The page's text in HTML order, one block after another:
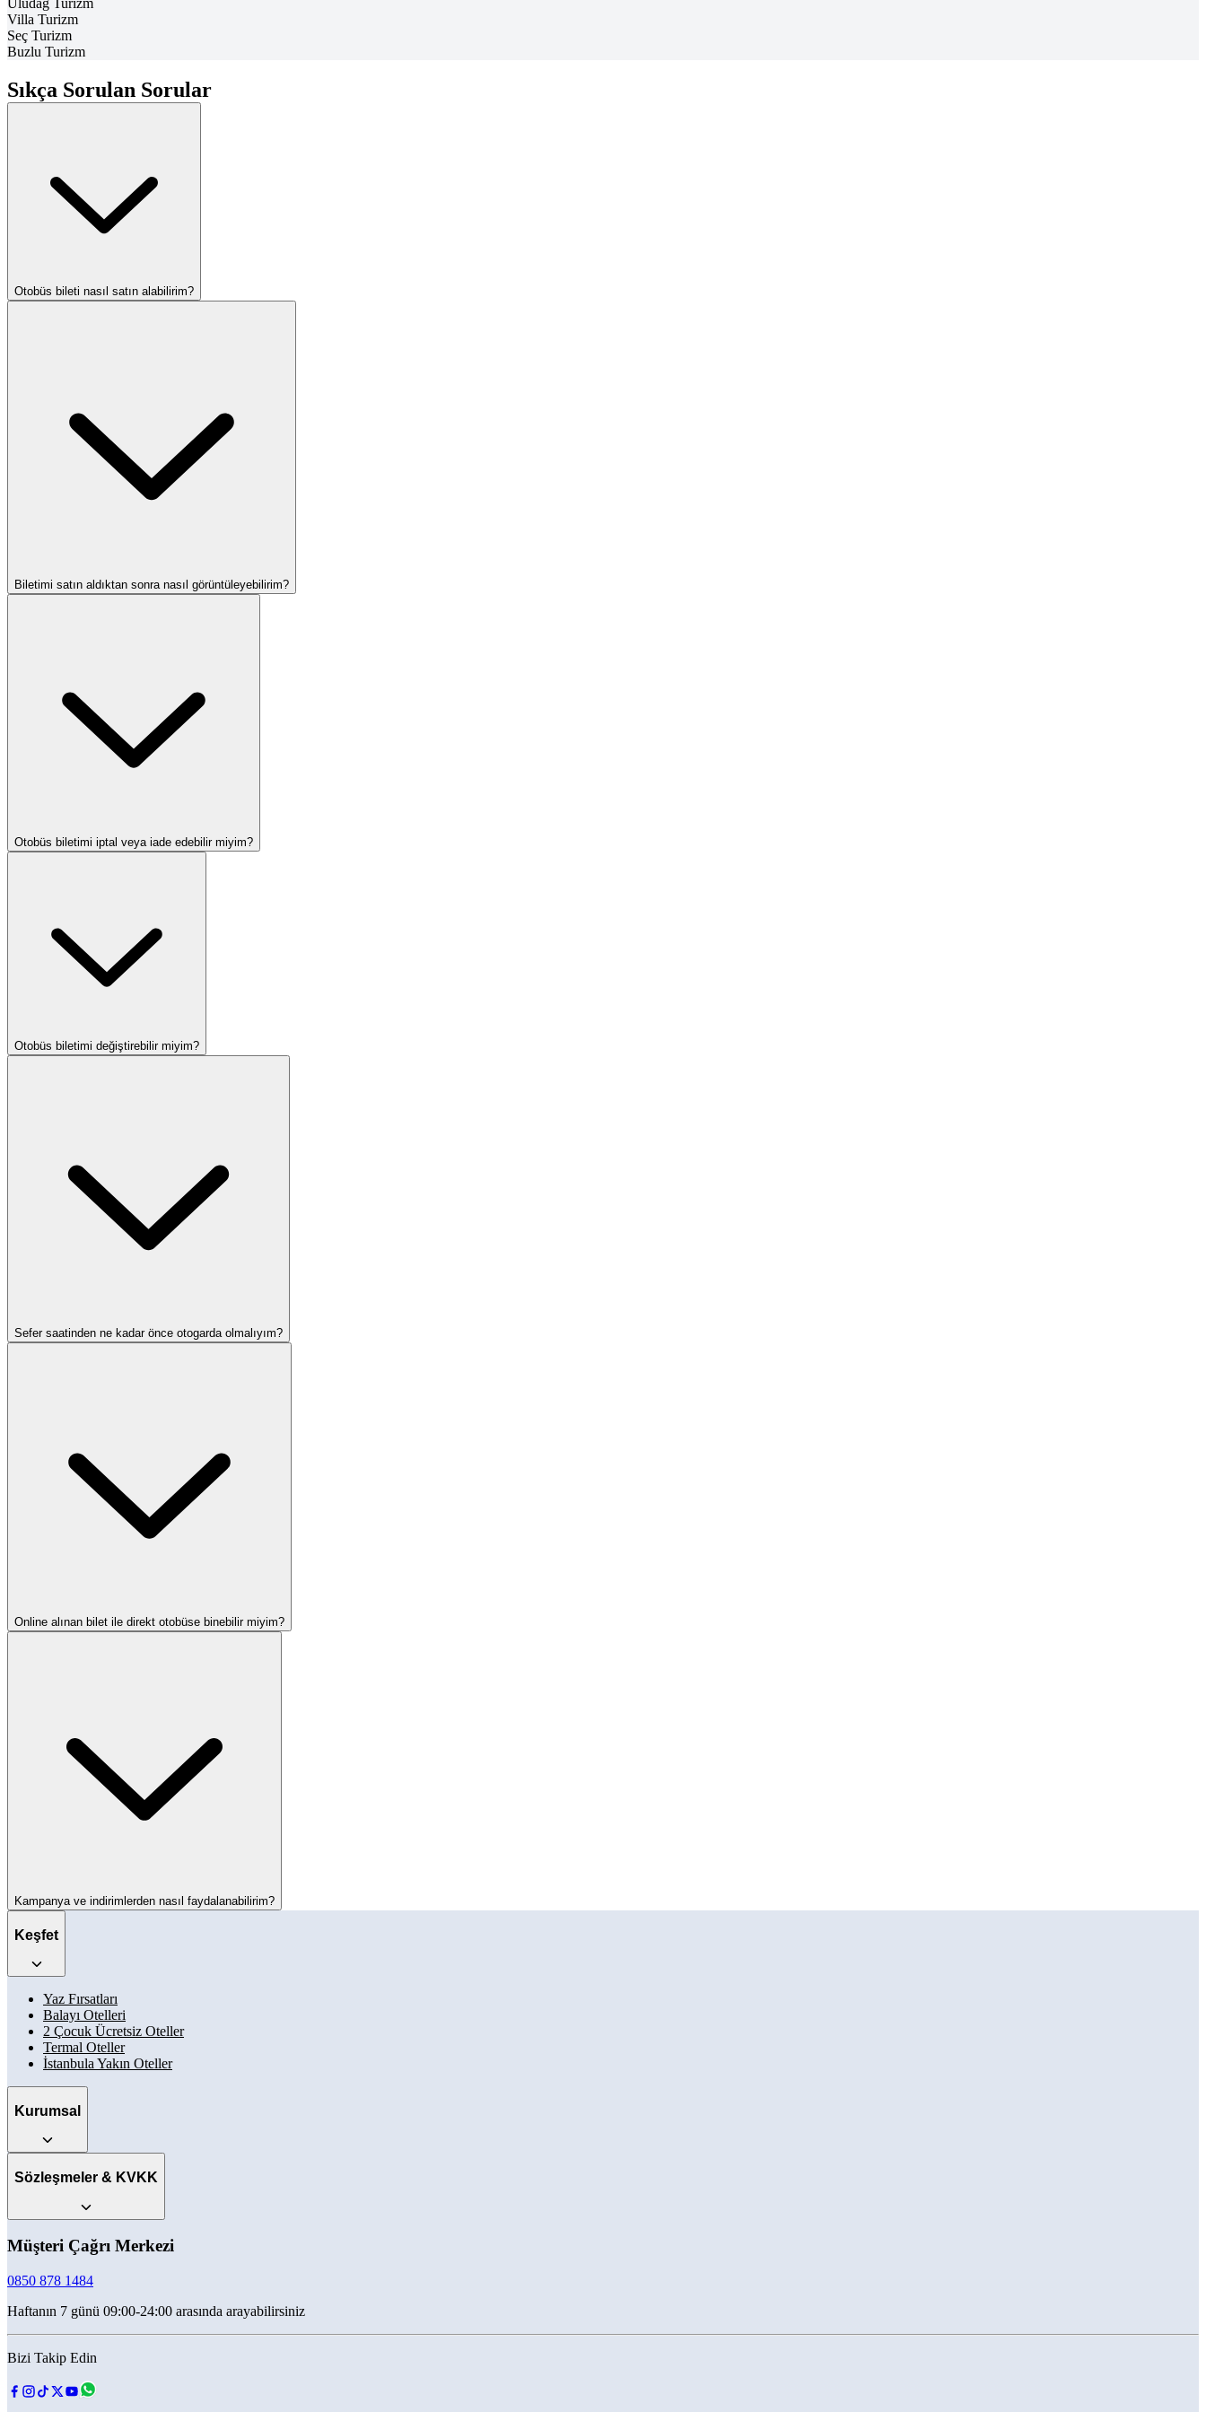
Uludağ Turizm
Villa Turizm
Seç Turizm
Buzlu Turizm
Sıkça Sorulan Sorular
Otobüs bileti nasıl satın alabilirim?
Biletimi satın aldıktan sonra nasıl görüntüleyebilirim?
Otobüs biletimi iptal veya iade edebilir miyim?
Otobüs biletimi değiştirebilir miyim?
Sefer saatinden ne kadar önce otogarda olmalıyım?
Online alınan bilet ile direkt otobüse binebilir miyim?
Kampanya ve indirimlerden nasıl faydalanabilirim?
Keşfet
Yaz Fırsatları
Balayı Otelleri
2 Çocuk Ücretsiz Oteller
Termal Oteller
İstanbula Yakın Oteller
Kurumsal
Sözleşmeler & KVKK
Müşteri Çağrı Merkezi
0850 878 1484
Haftanın 7 günü 09:00-24:00 arasında arayabilirsiniz
Bizi Takip Edin